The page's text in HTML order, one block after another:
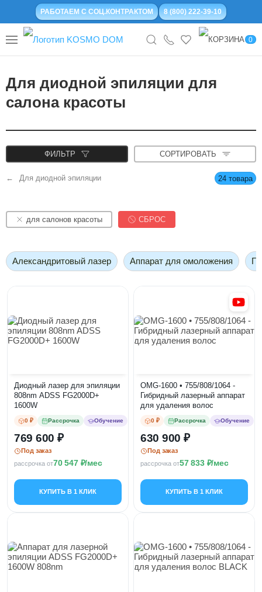
РАБОТАЕМ С СОЦ.КОНТРАКТОМ 8 (800) 222-39-10
0
Для диодной эпиляции для
салона красоты
ФИЛЬТР СОРТИРОВАТЬ
Для диодной эпиляции 24 товара
для салонов красоты СБРОС
Александритовый лазер Аппарат для омоложения
Диодный лазер для эпиляции
808nm ADSS FG2000D+
1600W
0 ₽ Рассрочка Обучение
769 600
Под заказ
рассрочка от70 547 /мес
КУПИТЬ В 1 КЛИК
OMG-1600 • 755/808/1064 -
Гибридный лазерный аппарат
для удаления волос
0 ₽ Рассрочка Обучение
630 900
Под заказ
рассрочка от57 833 /мес
КУПИТЬ В 1 КЛИК